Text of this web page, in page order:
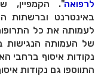
לרפואה". הקמפיין,
באינטרנט וברשתות
לעמותה את כל
נקודות איסוף ברחבי
התווספו גם נקודות